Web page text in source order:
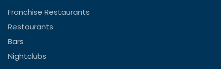
Franchise Restaurants
Restaurants
Bars
Nightclubs